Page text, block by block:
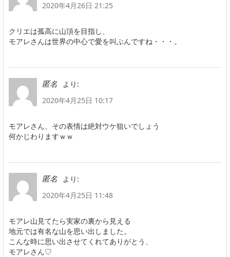
2020年4月26日 21:25
クリエは孤高に山頂を目指し、
モアレさんは世界の中心で愛を叫ぶんですね・・・。
匿名
より:
2020年4月25日 10:17
モアレさん、その表情は絶対ウケ狙いでしょう
何かじわりますｗｗ
匿名
より:
2020年4月25日 11:48
モアレ山見てたら実家の裏から見える
地元では有名な山を思い出しました。
こんな時に思い出させてくれてありがとう、
モアレさん♡